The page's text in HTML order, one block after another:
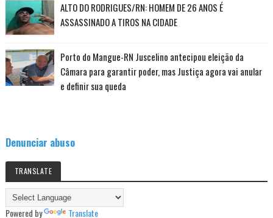
ALTO DO RODRIGUES/RN: HOMEM DE 26 ANOS É
ASSASSINADO A TIROS NA CIDADE
Porto do Mangue-RN Juscelino antecipou eleição da
Câmara para garantir poder, mas Justiça agora vai anular
e definir sua queda
Denunciar abuso
TRANSLATE
Powered by Translate